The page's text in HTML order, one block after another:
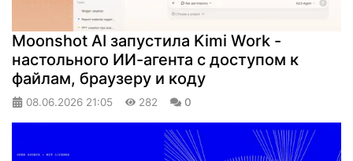
Moonshot AI запустила Kimi Work -
настольного ИИ-агента с доступом к
файлам, браузеру и коду
08.06.2026 21:05 282 0